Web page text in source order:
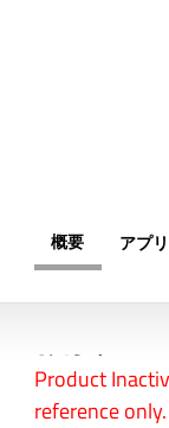
概要 アプ
Product
reference only.